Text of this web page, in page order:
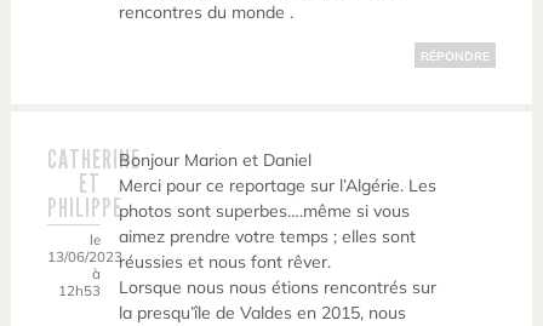
rencontres du monde .
RÉPONDRE
CATHERINE
ET
PHILIPPE
le
13/06/2023
à
12h53
Bonjour Marion et Daniel
Merci pour ce reportage sur l’Algérie. Les
photos sont superbes….même si vous
aimez prendre votre temps ; elles sont
réussies et nous font rêver.
Lorsque nous nous étions rencontrés sur
la presqu’île de Valdes en 2015, nous